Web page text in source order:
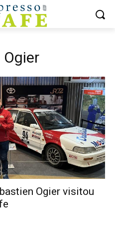
Ogier visitou